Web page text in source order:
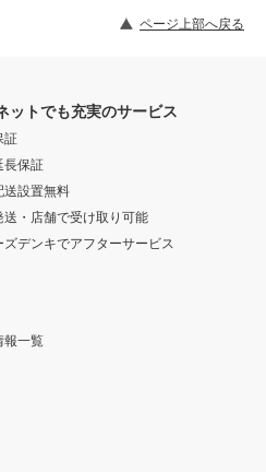
ページ上部へ戻る
ットでも充実のサービス
証
長保証
送設置無料
送・店舗で受け取り可能
ズデンキでアフターサービス
報一覧